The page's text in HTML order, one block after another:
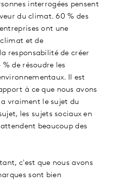
interrogées pensent
du climat. 60 % des
ont une
et de
responsabilité de créer
de résoudre les
Il est
à ce que nous avons
vraiment le sujet du
les sujets sociaux en
beaucoup des
c'est que nous avons
sont bien